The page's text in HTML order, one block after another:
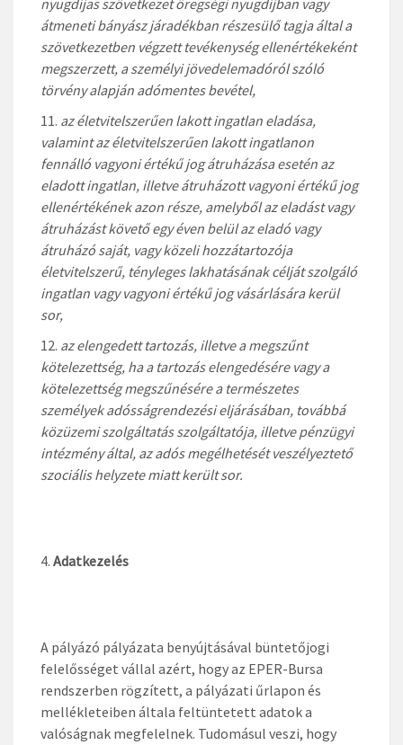
nyugdíjas szövetkezet öregségi nyugdíjban vagy
átmeneti bányász járadékban részesülő tagja által a
szövetkezetben végzett tevékenység ellenértékeként
megszerzett, a személyi jövedelemadóról szóló
törvény alapján adómentes bevétel,
az életvitelszerűen lakott ingatlan eladása,
valamint az életvitelszerűen lakott ingatlanon
fennálló vagyoni értékű jog átruházása esetén az
eladott ingatlan, illetve átruházott vagyoni értékű jog
ellenértékének azon része, amelyből az eladást vagy
átruházást követő egy éven belül az eladó vagy
átruházó saját, vagy közeli hozzátartozója
életvitelszerű, tényleges lakhatásának célját szolgáló
ingatlan vagy vagyoni értékű jog vásárlására kerül
sor,
az elengedett tartozás, illetve a megszűnt
kötelezettség, ha a tartozás elengedésére vagy a
kötelezettség megszűnésére a természetes
személyek adósságrendezési eljárásában, továbbá
közüzemi szolgáltatás szolgáltatója, illetve pénzügyi
intézmény által, az adós megélhetését veszélyeztető
szociális helyzete miatt került sor.
Adatkezelés
A pályázó pályázata benyújtásával büntetőjogi
felelősséget vállal azért, hogy az EPER-Bursa
rendszerben rögzített, a pályázati űrlapon és
mellékleteiben általa feltüntetett adatok a
valóságnak megfelelnek. Tudomásul veszi, hogy